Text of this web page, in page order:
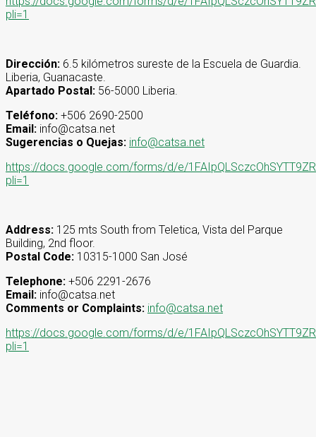
pli=1
Dirección: 6.5 kilómetros sureste de la Escuela de Guardia.
Liberia, Guanacaste.
Apartado Postal: 56-5000 Liberia.
Teléfono: +506 2690-2500
Email: info@catsa.net
Sugerencias o Quejas: info@catsa.net
https://docs.google.com/forms/d/e/
pli=1
Address: 125 mts South from Teletica, Vista del Parque
Building, 2nd floor.
Postal Code: 10315-1000 San José
Telephone: +506 2291-2676
Email: info@catsa.net
Comments or Complaints: info@catsa.net
https://docs.google.com/forms/d/e/
pli=1